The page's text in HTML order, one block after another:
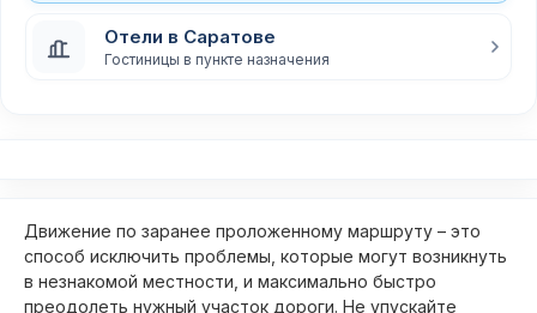
Отели в Саратове
Гостиницы в пункте назначения
Движение по заранее проложенному маршруту – это
способ исключить проблемы, которые могут возникнуть
в незнакомой местности, и максимально быстро
преодолеть нужный участок дороги. Не упускайте